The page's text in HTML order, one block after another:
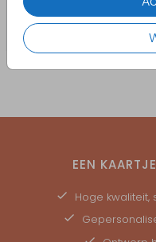
EEN
Hoge kwaliteit,